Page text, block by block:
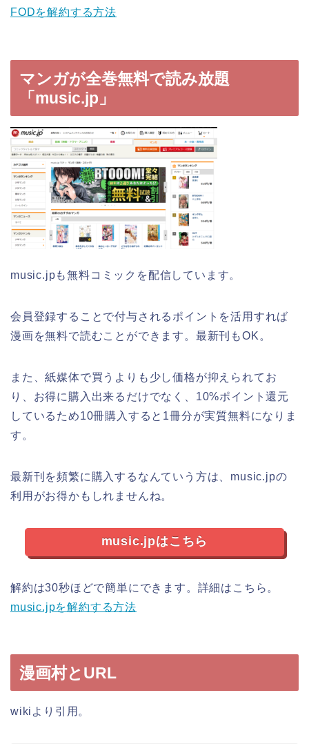
FODを解約する方法
マンガが全巻無料で読み放題
「music.jp」
music.jpも無料コミックを配信しています。
会員登録することで付与されるポイントを活用すれば
漫画を無料で読むことができます。最新刊もOK。
また、紙媒体で買うよりも少し価格が抑えられてお
り、お得に購入出来るだけでなく、10%ポイント還元
しているため10冊購入すると1冊分が実質無料になりま
す。
最新刊を頻繁に購入するなんていう方は、music.jpの
利用がお得かもしれませんね。
music.jpはこちら
解約は30秒ほどで簡単にできます。詳細はこちら。
music.jpを解約する方法
漫画村とURL
wikiより引用。